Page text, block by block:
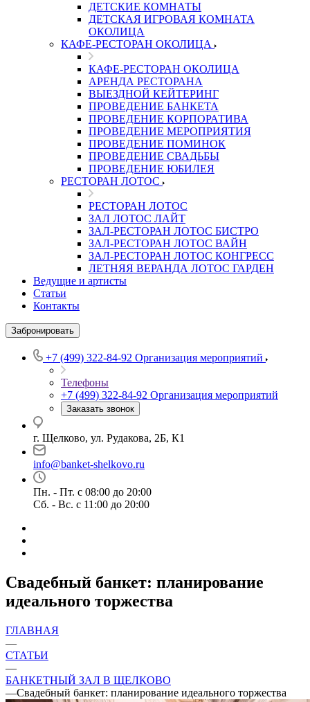
ДЕТСКИЕ КОМНАТЫ
ДЕТСКАЯ ИГРОВАЯ КОМНАТА
ОКОЛИЦА
КАФЕ-РЕСТОРАН ОКОЛИЦА
КАФЕ-РЕСТОРАН ОКОЛИЦА
АРЕНДА РЕСТОРАНА
ВЫЕЗДНОЙ КЕЙТЕРИНГ
ПРОВЕДЕНИЕ БАНКЕТА
ПРОВЕДЕНИЕ КОРПОРАТИВА
ПРОВЕДЕНИЕ МЕРОПРИЯТИЯ
ПРОВЕДЕНИЕ ПОМИНОК
ПРОВЕДЕНИЕ СВАДЬБЫ
ПРОВЕДЕНИЕ ЮБИЛЕЯ
РЕСТОРАН ЛОТОС
РЕСТОРАН ЛОТОС
ЗАЛ ЛОТОС ЛАЙТ
ЗАЛ-РЕСТОРАН ЛОТОС БИСТРО
ЗАЛ-РЕСТОРАН ЛОТОС ВАЙН
ЗАЛ-РЕСТОРАН ЛОТОС КОНГРЕСС
ЛЕТНЯЯ ВЕРАНДА ЛОТОС ГАРДЕН
Ведущие и артисты
Статьи
Контакты
Забронировать
+7 (499) 322-84-92 Организация мероприятий
Телефоны
+7 (499) 322-84-92 Организация мероприятий
Заказать звонок
г. Щелково, ул. Рудакова, 2Б, К1
info@banket-shelkovo.ru
Пн. - Пт. с 08:00 до 20:00
Сб. - Вс. с 11:00 до 20:00
Свадебный банкет: планирование
идеального торжества
ГЛАВНАЯ
—
СТАТЬИ
—
БАНКЕТНЫЙ ЗАЛ В ЩЕЛКОВО
—Свадебный банкет: планирование идеального торжества